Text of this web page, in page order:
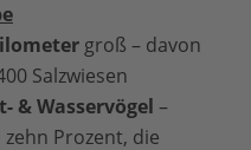
groß – davon
Salzwiesen
& Wasservögel –
Prozent, die